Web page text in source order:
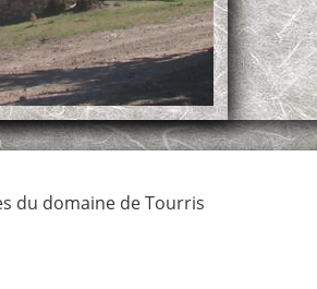
du domaine de Tourris